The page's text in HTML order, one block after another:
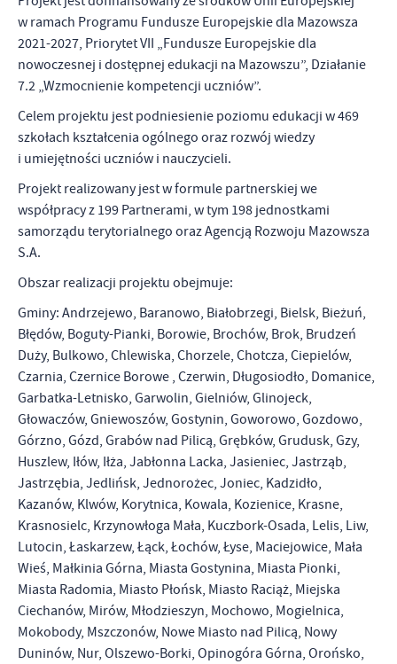
w ramach Programu Fundusze Europejskie dla Mazowsza
2021-2027, Priorytet VII „Fundusze Europejskie dla
nowoczesnej i dostępnej edukacji na Mazowszu”, Działanie
7.2 „Wzmocnienie kompetencji uczniów”.
Celem projektu jest podniesienie poziomu edukacji w 469
szkołach kształcenia ogólnego oraz rozwój wiedzy
i umiejętności uczniów i nauczycieli.
Projekt realizowany jest w formule partnerskiej we
współpracy z 199 Partnerami, w tym 198 jednostkami
samorządu terytorialnego oraz Agencją Rozwoju Mazowsza
S.A.
Obszar realizacji projektu obejmuje:
Gminy: Andrzejewo, Baranowo, Białobrzegi, Bielsk, Bieżuń,
Błędów, Boguty-Pianki, Borowie, Brochów, Brok, Brudzeń
Duży, Bulkowo, Chlewiska, Chorzele, Chotcza, Ciepielów,
Czarnia, Czernice Borowe , Czerwin, Długosiodło, Domanice,
Garbatka-Letnisko, Garwolin, Gielniów, Glinojeck,
Głowaczów, Gniewoszów, Gostynin, Goworowo, Gozdowo,
Górzno, Gózd, Grabów nad Pilicą, Grębków, Grudusk, Gzy,
Huszlew, Iłów, Iłża, Jabłonna Lacka, Jasieniec, Jastrząb,
Jastrzębia, Jedlińsk, Jednorożec, Joniec, Kadzidło,
Kazanów, Klwów, Korytnica, Kowala, Kozienice, Krasne,
Krasnosielc, Krzynowłoga Mała, Kuczbork-Osada, Lelis, Liw,
Lutocin, Łaskarzew, Łąck, Łochów, Łyse, Maciejowice, Mała
Wieś, Małkinia Górna, Miasta Gostynina, Miasta Pionki,
Miasta Radomia, Miasto Płońsk, Miasto Raciąż, Miejska
Ciechanów, Mirów, Młodzieszyn, Mochowo, Mogielnica,
Mokobody, Mszczonów, Nowe Miasto nad Pilicą, Nowy
Duninów, Nur, Olszewo-Borki, Opinogóra Górna, Orońsko,
firm będących naszymi partnerami oraz innych dostawców usług.
Firmy te działają w charakterze pośredników prezentujących nasze
treści w postaci wiadomości, ofert, komunikatów mediów
społecznościowych.